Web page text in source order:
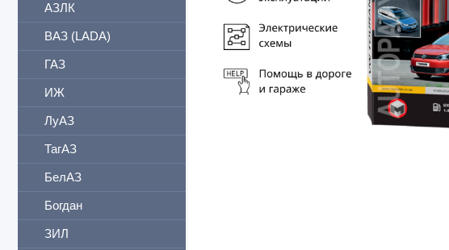
АЗЛК
ВАЗ (LADA)
ГАЗ
ИЖ
ЛуАЗ
ТагАЗ
БелАЗ
Богдан
ЗИЛ